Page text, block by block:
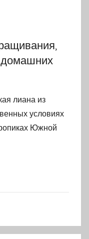
лиана из
условиях
Южной